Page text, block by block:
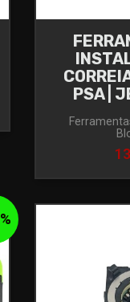
PSA |
%